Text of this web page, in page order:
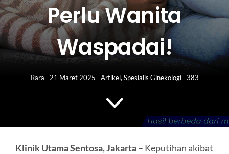
HUBUNGI KAMI
Search
Perlu Wanita
Waspadai!
Rara 21 Maret 2025 Artikel,Spesialis Ginekologi 383
Klinik Utama Sentosa, Jakarta– Keputihan akibat